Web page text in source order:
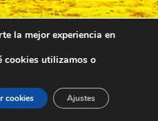
la mejor experiencia en
cookies utilizamos o
cookies Ajustes